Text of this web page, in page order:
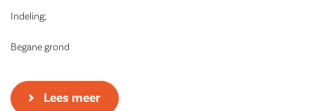
Indeling;
Begane grond
moderne toilet, de trapopgang naar de eerste verdieping en de
Lees meer